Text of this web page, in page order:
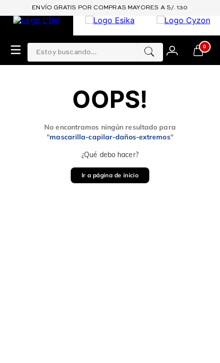
Estoy buscando... 0
ENVÍO GRATIS POR COMPRAS MAYORES A S/. 130
OOPS!
No encontramos ningún resultado para
"mascarilla-capilar-daños-extremos"
¿Qué debo hacer?
Ir a página de inicio